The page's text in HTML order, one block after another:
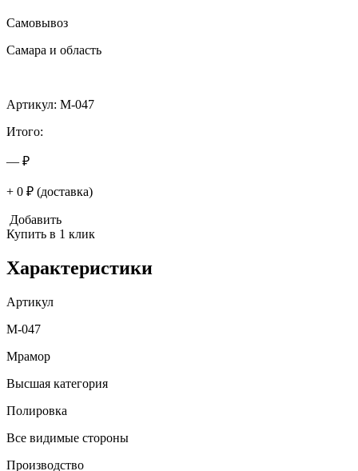
Самовывоз
Самара и область
Артикул: M-047
Итого:
— ₽
+ 0 ₽ (доставка)
Добавить
Купить в 1 клик
Характеристики
Артикул
M-047
Мрамор
Высшая категория
Полировка
Все видимые стороны
Производство